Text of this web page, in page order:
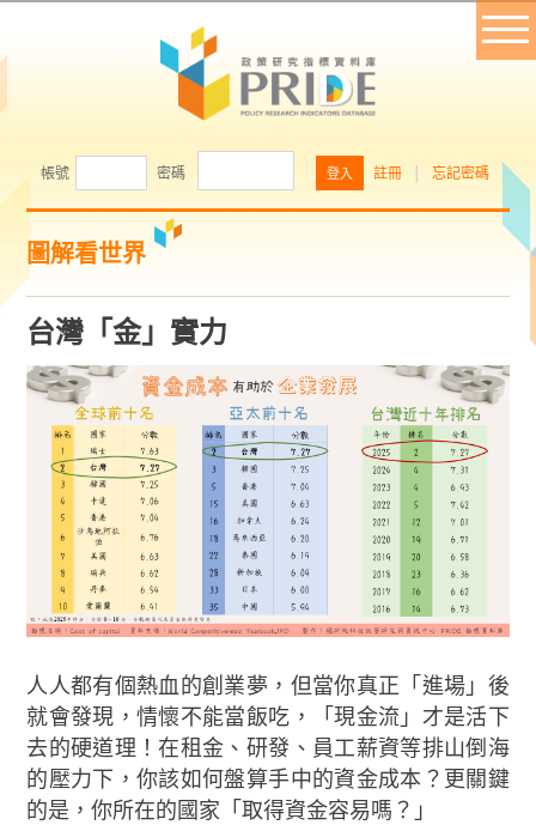
帳號 密碼 註冊 忘記密碼
圖解看世界
台灣「金」實力
人人都有個熱血的創業夢，但當你真正「進場」後
就會發現，情懷不能當飯吃，「現金流」才是活下
去的硬道理！在租金、研發、員工薪資等排山倒海
的壓力下，你該如何盤算手中的資金成本？更關鍵
的是，你所在的國家「取得資金容易嗎？」